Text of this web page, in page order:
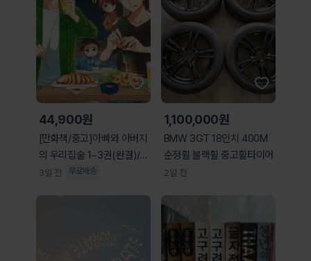
44,900원
[만화책/중고]아빠와 아버지
의 우리집술 1~3권(완결)/무
료배송
3일 전 무료배송
1,100,000원
BMW 3GT 18인치 400M
순정휠 블랙휠 중고휠타이어
2일 전